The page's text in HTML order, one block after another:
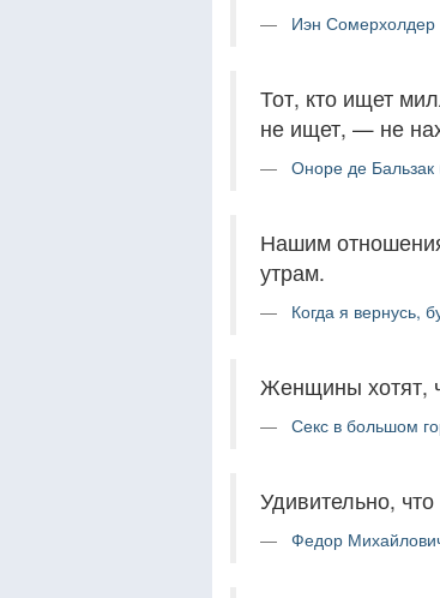
Иэн Сомерхолдер
Тот, кто ищет
не ищет, — не
Оноре де Бальзак
Нашим
утрам.
Когда я вернусь,
Женщины хотят,
Секс в большом
Удивительно,
Федор